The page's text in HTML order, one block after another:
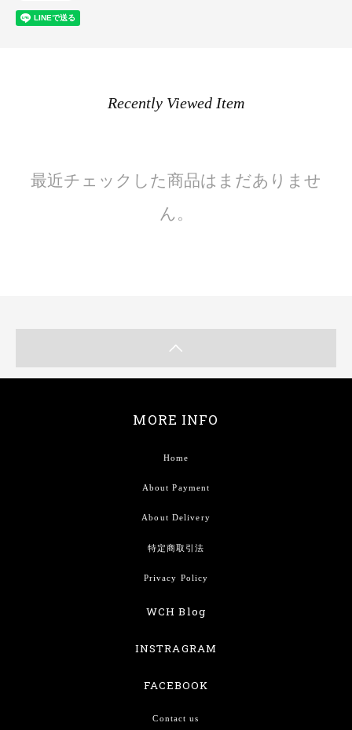
Recently Viewed Item
最近チェックした商品はまだありませ
ん。
MORE INFO
Home
About Payment
About Delivery
特定商取引法
Privacy Policy
WCH Blog
INSTRAGRAM
FACEBOOK
Contact us